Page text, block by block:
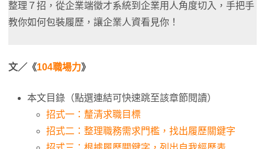
整理７招，從企業端徵才系統到企業用人角度切入，手把手
教你如何包裝履歷，讓企業人資看見你！
文／《104職場力》
本文目錄（點選連結可快速跳至該章節閱讀）
招式一：釐清求職目標
招式二：整理職務需求門檻，找出履歷關鍵字